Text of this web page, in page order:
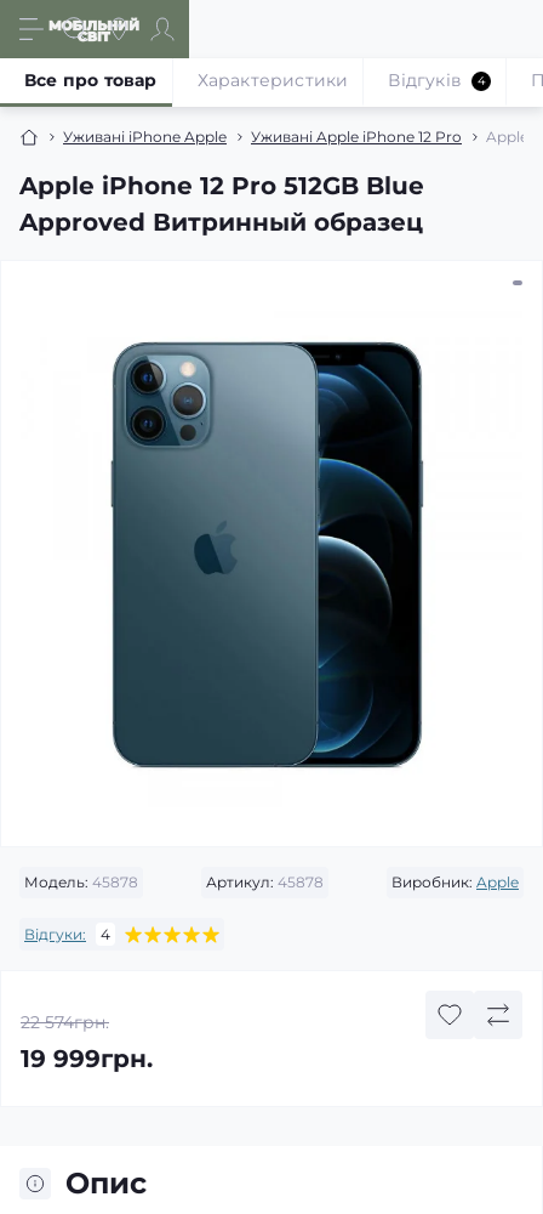
Уживані iPhone Apple Уживані Apple iPhone 12 Pro Apple
Apple iPhone 12 Pro 512GB Blue
Approved Витринный образец
Все про товар Характеристики Відгуків 4
Модель: 45878 Артикул: 45878 Виробник: Apple
Відгуки: 4
22 574грн.
19 999грн.
Опис